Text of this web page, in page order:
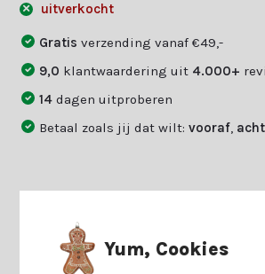
uitverkocht
Gratisverzending vanaf €49,-
9,0 klantwaardering uit 4.000+
14dagen uitproberen
Betaal zoals jij dat wilt:vooraf
SpecificatiesYum, Cookies